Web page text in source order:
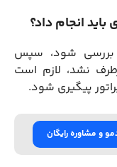
ابتدا تنظیمات شبکه و وضعیت 4G بررسی شود، سپس
نشد، لازم است
پیگیری شود.
و مشاوره رایگان